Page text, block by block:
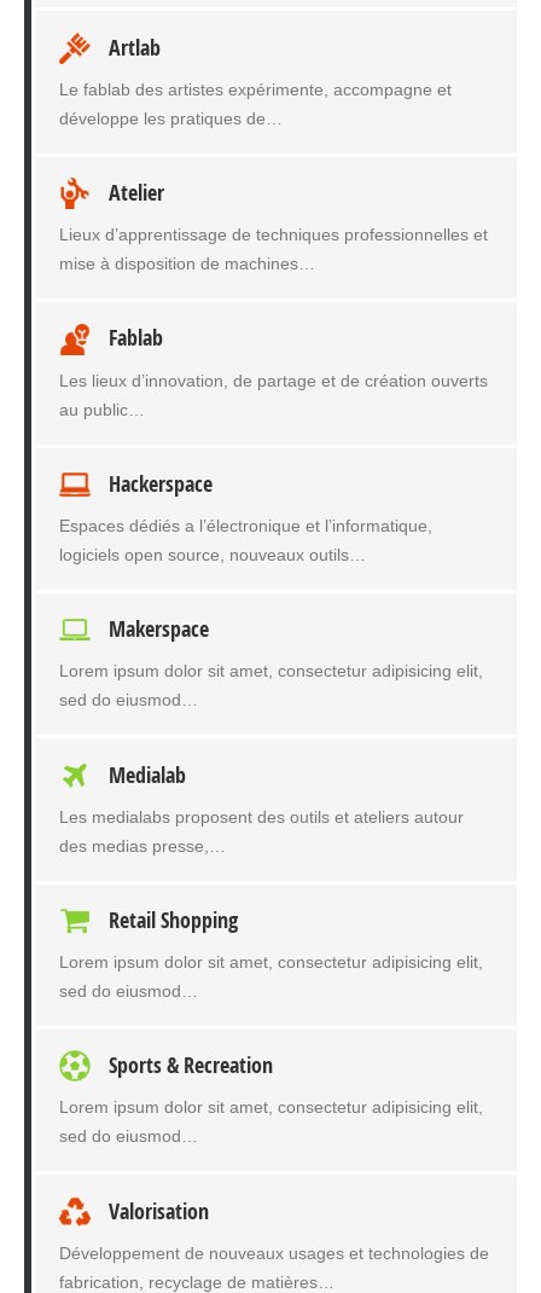
Artlab
Le fablab des artistes expérimente, accompagne et
développe les pratiques de…
Atelier
Lieux d’apprentissage de techniques professionnelles et
mise à disposition de machines…
Fablab
Les lieux d’innovation, de partage et de création ouverts
au public…
Hackerspace
Espaces dédiés a l’électronique et l’informatique,
logiciels open source, nouveaux outils…
Makerspace
Lorem ipsum dolor sit amet, consectetur adipisicing elit,
sed do eiusmod…
Medialab
Les medialabs proposent des outils et ateliers autour
des medias presse,…
Retail Shopping
Lorem ipsum dolor sit amet, consectetur adipisicing elit,
sed do eiusmod…
Sports & Recreation
Lorem ipsum dolor sit amet, consectetur adipisicing elit,
sed do eiusmod…
Valorisation
Développement de nouveaux usages et technologies de
fabrication, recyclage de matières…